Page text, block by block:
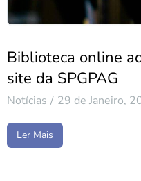
Biblioteca online
site da SPGPAG
Notícias 29 de Janeiro,
Ler Mais